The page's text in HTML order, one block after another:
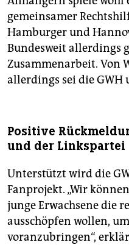
gemeinsamer
Hamburger und
Bundesweit allerdings
Zusammenarbeit. Von
allerdings sei die GWH
Positive
und der Linkspartei
Unterstützt wird die
Fanprojekt. „Wir
junge Erwachsene die
ausschöpfen wollen,
voranzubringen“,